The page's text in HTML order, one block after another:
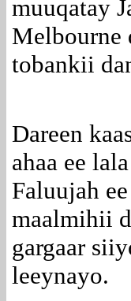
muuqatay
Melbourne
tobankii
Dareen
ahaa ee
Faluujah
maalmihii
gargaar
leeynayo.